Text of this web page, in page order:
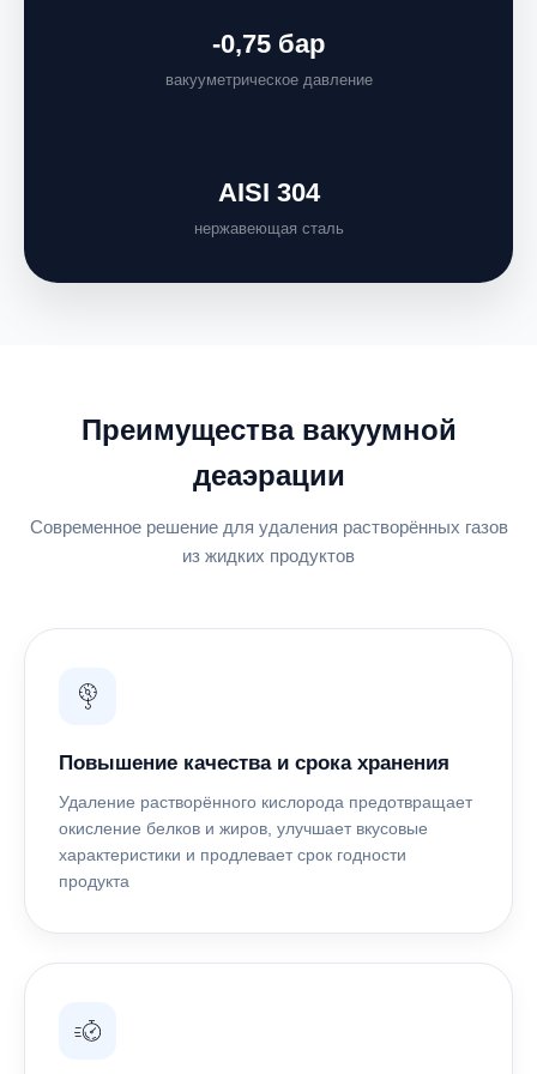
-0,75 бар
вакууметрическое давление
AISI 304
нержавеющая сталь
Преимущества вакуумной
деаэрации
Современное решение для удаления растворённых газов
из жидких продуктов
Повышение качества и срока хранения
Удаление растворённого кислорода предотвращает
окисление белков и жиров, улучшает вкусовые
характеристики и продлевает срок годности
продукта